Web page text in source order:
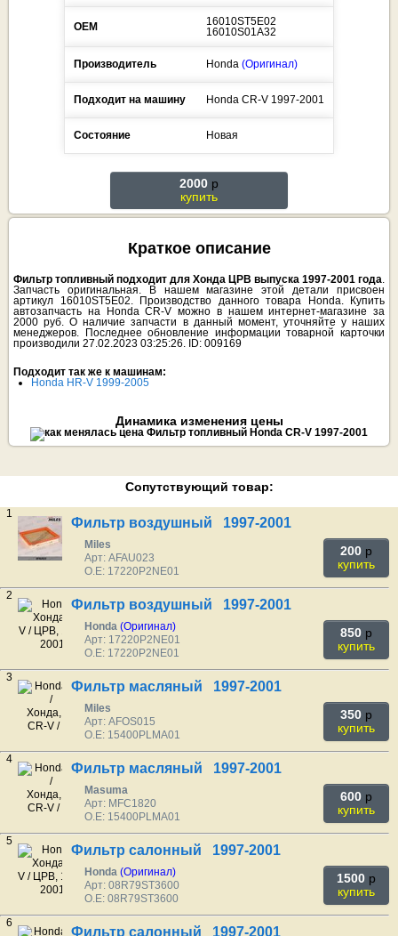
ОЕМ
16010ST5E02
16010S01A32
Производитель Honda (Оригинал)
Подходит на машину Honda CR-V 1997-2001
Состояние Новая
2000 p
купить
Краткое описание
Фильтр топливный подходит для Хонда ЦРВ выпуска 1997-2001 года.
Запчасть оригинальная. В нашем магазине этой детали присвоен
артикул 16010ST5E02. Производство данного товара Honda. Купить
автозапчасть на Honda CR-V можно в нашем интернет-магазине за
2000 руб. О наличие запчасти в данный момент, уточняйте у наших
менеджеров. Последнее обновление информации товарной карточки
производили 27.02.2023 03:25:26. ID: 009169
Подходит так же к машинам:
Honda HR-V 1999-2005
Динамика изменения цены
Сопутствующий товар:
1
Фильтр воздушный 1997-2001
Miles
Арт: AFAU023
O.E: 17220P2NE01
200 p
купить
2
Фильтр воздушный 1997-2001
Honda (Оригинал)
Арт: 17220P2NE01
O.E: 17220P2NE01
850 p
купить
3
Фильтр масляный 1997-2001
Miles
Арт: AFOS015
O.E: 15400PLMA01
350 p
купить
4
Фильтр масляный 1997-2001
Masuma
Арт: MFC1820
O.E: 15400PLMA01
600 p
купить
5
Фильтр салонный 1997-2001
Honda (Оригинал)
Арт: 08R79ST3600
O.E: 08R79ST3600
1500 p
купить
6
Фильтр салонный 1997-2001